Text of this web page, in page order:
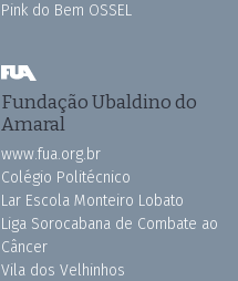
Pink do Bem OSSEL
Fundação Ubaldino do
Amaral
www.fua.org.br
Colégio Politécnico
Lar Escola Monteiro Lobato
Liga Sorocabana de Combate ao
Câncer
Vila dos Velhinhos